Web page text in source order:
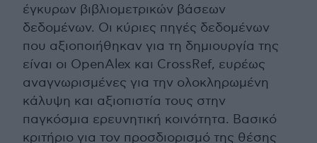
έγκυρων βιβλιομετρικών βάσεων
δεδομένων. Οι κύριες πηγές δεδομένων
που αξιοποιήθηκαν για τη δημιουργία της
είναι οι OpenAlex και CrossRef, ευρέως
αναγνωρισμένες για την ολοκληρωμένη
κάλυψη και αξιοπιστία τους στην
παγκόσμια ερευνητική κοινότητα. Βασικό
κριτήριο για τον προσδιορισμό της θέσης